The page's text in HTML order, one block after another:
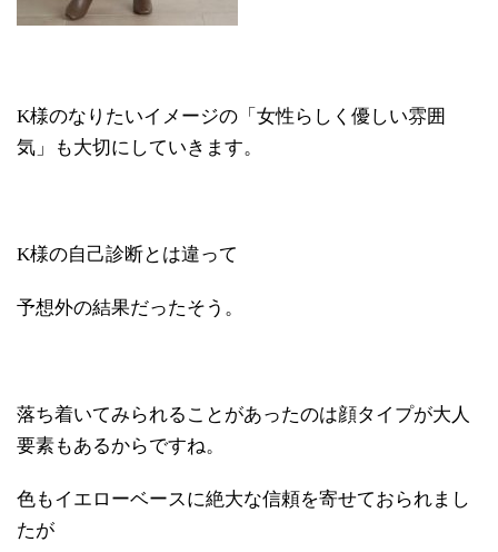
K様のなりたいイメージの「女性らしく優しい雰囲
気」も大切にしていきます。
K様の自己診断とは違って
予想外の結果だったそう。
落ち着いてみられることがあったのは顔タイプが大人
要素もあるからですね。
色もイエローベースに絶大な信頼を寄せておられまし
たが